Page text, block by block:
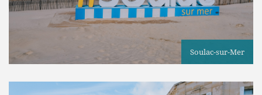
Soulac-sur-Mer